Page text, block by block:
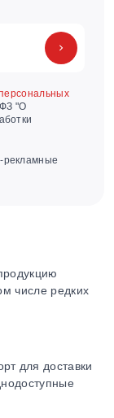
"О
рекламные
числе редких
для доставки